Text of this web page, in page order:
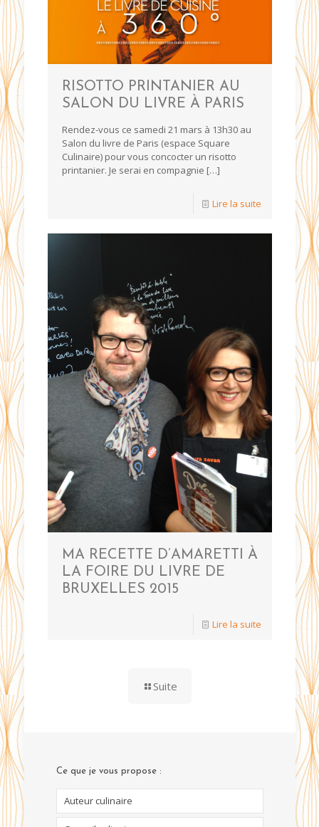
RISOTTO PRINTANIER AU
SALON DU LIVRE À PARIS
Rendez-vous ce samedi 21 mars à 13h30 au
Salon du livre de Paris (espace Square
Culinaire) pour vous concocter un risotto
printanier. Je serai en compagnie […]
Lire la suite
MA RECETTE D’AMARETTI À
LA FOIRE DU LIVRE DE
BRUXELLES 2015
Lire la suite
Suite
Ce que je vous propose :
Auteur culinaire